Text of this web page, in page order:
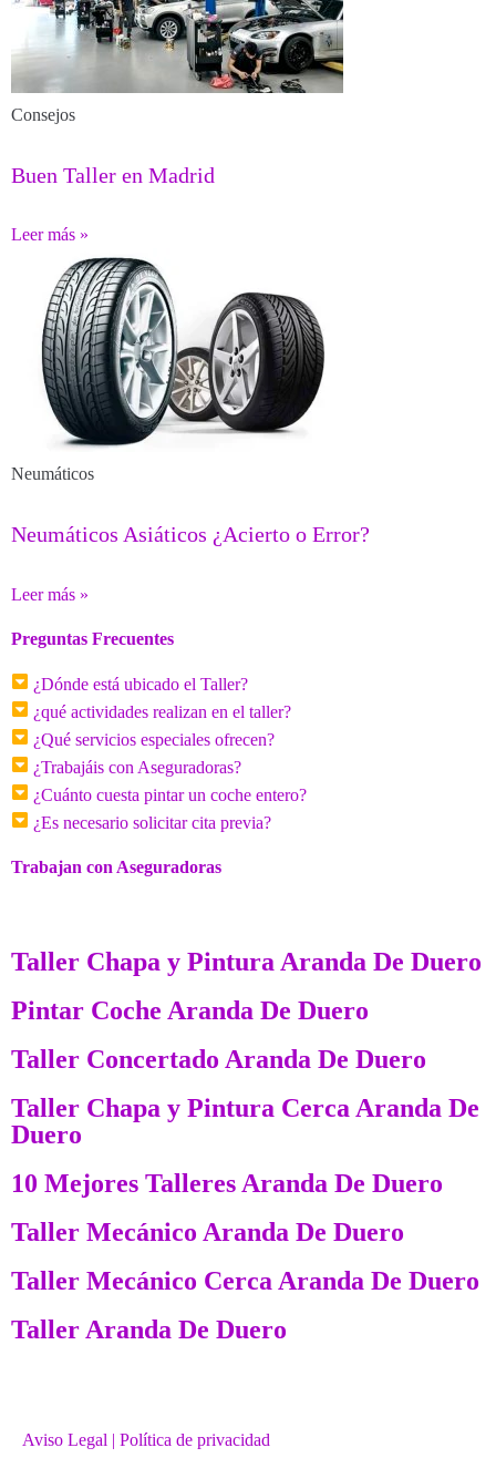
Consejos
Buen Taller en Madrid
Leer más »
Neumáticos
Neumáticos Asiáticos ¿Acierto o Error?
Leer más »
Preguntas Frecuentes
¿Dónde está ubicado el Taller?
¿qué actividades realizan en el taller?
¿Qué servicios especiales ofrecen?
¿Trabajáis con Aseguradoras?
¿Cuánto cuesta pintar un coche entero?
¿Es necesario solicitar cita previa?
Trabajan con Aseguradoras
Taller Chapa y Pintura Aranda De Duero
Pintar Coche Aranda De Duero
Taller Concertado Aranda De Duero
Taller Chapa y Pintura Cerca Aranda De
Duero
10 Mejores Talleres Aranda De Duero
Taller Mecánico Aranda De Duero
Taller Mecánico Cerca Aranda De Duero
Taller Aranda De Duero
Aviso Legal | Política de privacidad